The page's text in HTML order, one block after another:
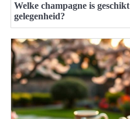
Welke champagne is
gelegenheid?